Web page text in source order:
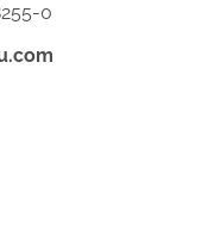
0